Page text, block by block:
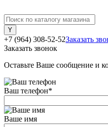
+7 (964) 308-52-52Заказать
Заказать звонок
Оставьте Ваше сообщение и
Ваш телефон*
Ваше имя